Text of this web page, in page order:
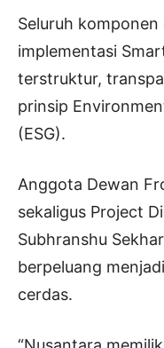
Seluruh
implementasi
terstruktur,
prinsip
(ESG).
Anggota Dewan
sekaligus Project
Subhranshu
berpeluang
cerdas.